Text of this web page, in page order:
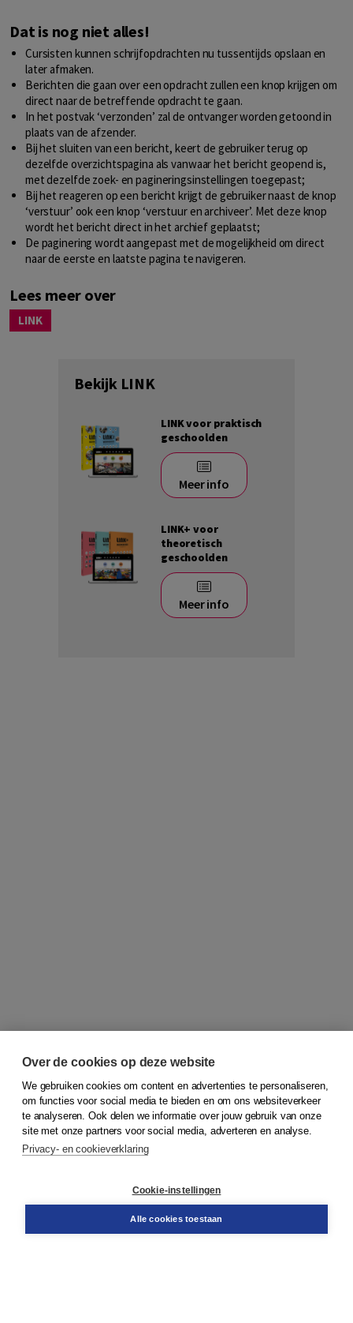
Dat is nog niet alles!
Cursisten kunnen schrijfopdrachten nu tussentijds opslaan en
later afmaken.
Berichten die gaan over een opdracht zullen een knop krijgen om
direct naar de betreffende opdracht te gaan.
In het postvak ‘verzonden’ zal de ontvanger worden getoond in
plaats van de afzender.
Bij het sluiten van een bericht, keert de gebruiker terug op
dezelfde overzichtspagina als vanwaar het bericht geopend is,
met dezelfde zoek- en pagineringsinstellingen toegepast;
Bij het reageren op een bericht krijgt de gebruiker naast de knop
‘verstuur’ ook een knop ‘verstuur en archiveer’. Met deze knop
wordt het bericht direct in het archief geplaatst;
De paginering wordt aangepast met de mogelijkheid om direct
naar de eerste en laatste pagina te navigeren.
Lees meer over
LINK
Bekijk LINK
LINK voor praktisch
geschoolden
Meer info
LINK+ voor
theoretisch
geschoolden
Meer info
© 2026Koninklijke Boom uitgevers
Bestellen
Over de cookies op deze website
We gebruiken cookies om content en advertenties te personaliseren,
om functies voor social media te bieden en om ons websiteverkeer
te analyseren. Ook delen we informatie over jouw gebruik van onze
site met onze partners voor social media, adverteren en analyse.
Privacy- en cookieverklaring
Cookie-instellingen
Alle cookies toestaan